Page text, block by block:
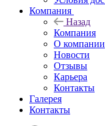
Компания
Назад
Компания
О компании
Новости
Отзывы
Карьера
Контакты
Галерея
Контакты